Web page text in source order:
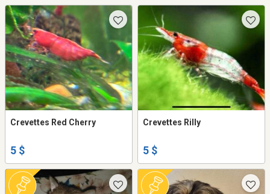
Crevettes Red Cherry
5 $
Crevettes Rilly
5 $